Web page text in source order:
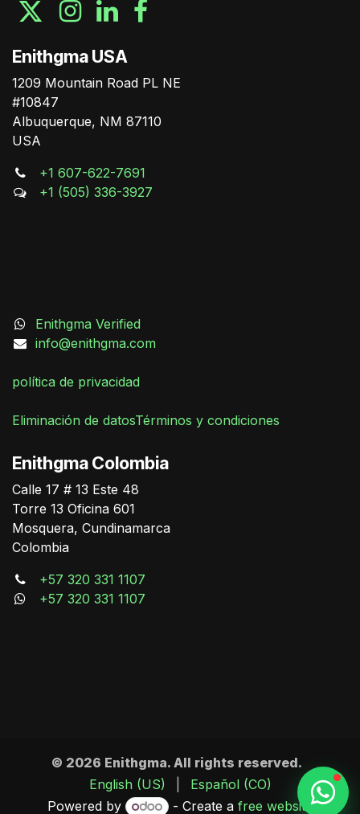
Enithgma USA
1209 Mountain Road PL NE
#10847
Albuquerque, NM 87110
USA
+1 607-622-7691
+1 (505) 336-3927
German Triana
Online
Enithgma Verified
info@enithgma.com
política de privacidad
Eliminación de datosTérminos y condiciones
Enithgma Colombia
Calle 17 # 13 Este 48
Torre 13 Oficina 601
Mosquera, Cundinamarca
Colombia
+57 320 331 1107
+57 320 331 1107
© 2026 Enithgma. All rights reserved.
English (US)
Español (CO)
Powered by
- Create afree website